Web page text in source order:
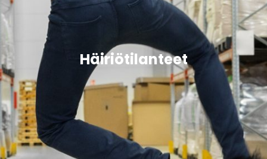
Häiriötilanteet